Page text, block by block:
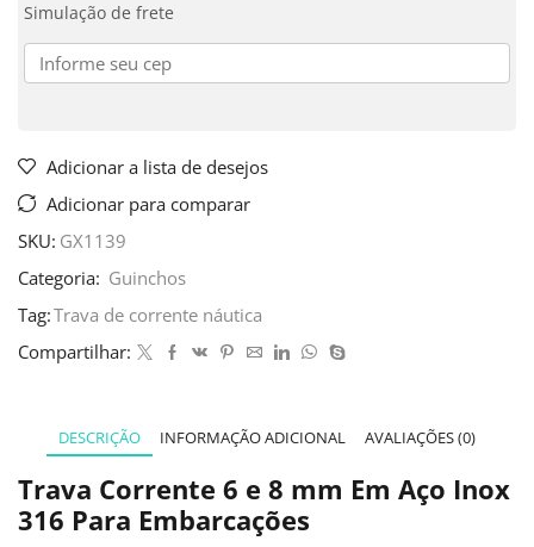
Simulação de frete
Adicionar a lista de desejos
Adicionar para comparar
SKU: GX1139
Categoria: Guinchos
Tag:Trava de corrente náutica
Compartilhar:
DESCRIÇÃO INFORMAÇÃO ADICIONAL AVALIAÇÕES (0)
Trava Corrente 6 e 8 mm Em Aço Inox
316 Para Embarcações